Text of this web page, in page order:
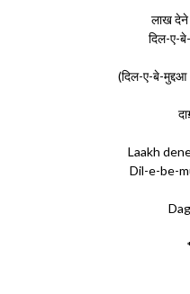
लाख देने
दिल-ए-
(दिल-ए-बे-मुद्दआ
Laakh
Dil-e-be-